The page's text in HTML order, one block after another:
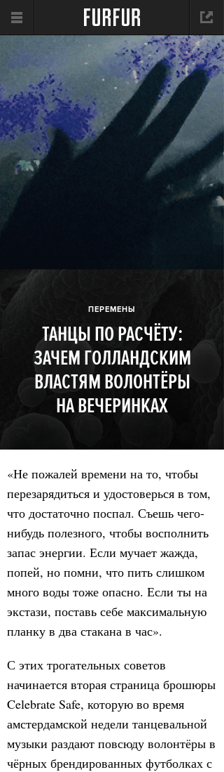
ПЕРЕМЕНЫ
ТАНЦЫ ПО РАСЧЁТУ:
ЗАЧЕМ ГОЛЛАНДСКИМ
ВЛАСТЯМ ВОЛОНТЁРЫ
НА ВЕЧЕРИНКАХ
«Не пожалей времени на то, чтобы
перезарядиться и удостоверься в том,
что достаточно поспал. Съешь чего-
нибудь полезного, чтобы восполнить
запас энергии. Если мучает жажда,
попей, но помни, что пить слишком
много воды тоже опасно. Если ты на
экстази, поставь себе максимальную
планку в два стакана в час».
С этих трогательных советов
начинается вторая страница брошюры
Celebrate Safe, которую во время
амстердамской недели танцевальной
музыки раздают повсюду волонтёры в
чёрных брендированных футболках с